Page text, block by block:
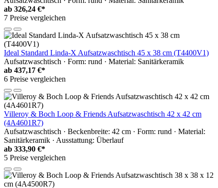
ab 326,24 €*
7 Preise vergleichen
Ideal Standard Linda-X Aufsatzwaschtisch 45 x 38 cm (T4400V1)
Aufsatzwaschtisch · Form: rund · Material: Sanitärkeramik
ab 437,17 €*
6 Preise vergleichen
Villeroy & Boch Loop & Friends Aufsatzwaschtisch 42 x 42 cm
(4A4601R7)
Aufsatzwaschtisch · Beckenbreite: 42 cm · Form: rund · Material:
Sanitärkeramik · Ausstattung: Überlauf
ab 333,90 €*
5 Preise vergleichen